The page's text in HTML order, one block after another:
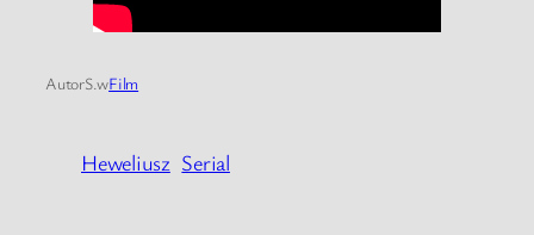
AutorS.wFilm
Heweliusz Serial